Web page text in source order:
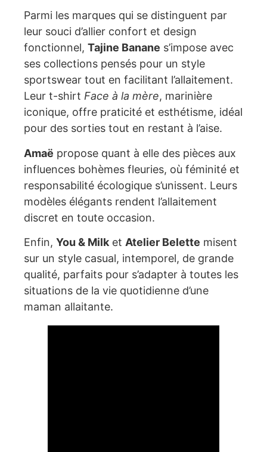
Parmi les marques qui se distinguent par
leur souci d’allier confort et design
fonctionnel, Tajine Banane s’impose avec
ses collections pensés pour un style
sportswear tout en facilitant l’allaitement.
Leur t-shirt Face à la mère, marinière
iconique, offre praticité et esthétisme, idéal
pour des sorties tout en restant à l’aise.
Amaë propose quant à elle des pièces aux
influences bohèmes fleuries, où féminité et
responsabilité écologique s’unissent. Leurs
modèles élégants rendent l’allaitement
discret en toute occasion.
Enfin, You & Milk et Atelier Belette misent
sur un style casual, intemporel, de grande
qualité, parfaits pour s’adapter à toutes les
situations de la vie quotidienne d’une
maman allaitante.